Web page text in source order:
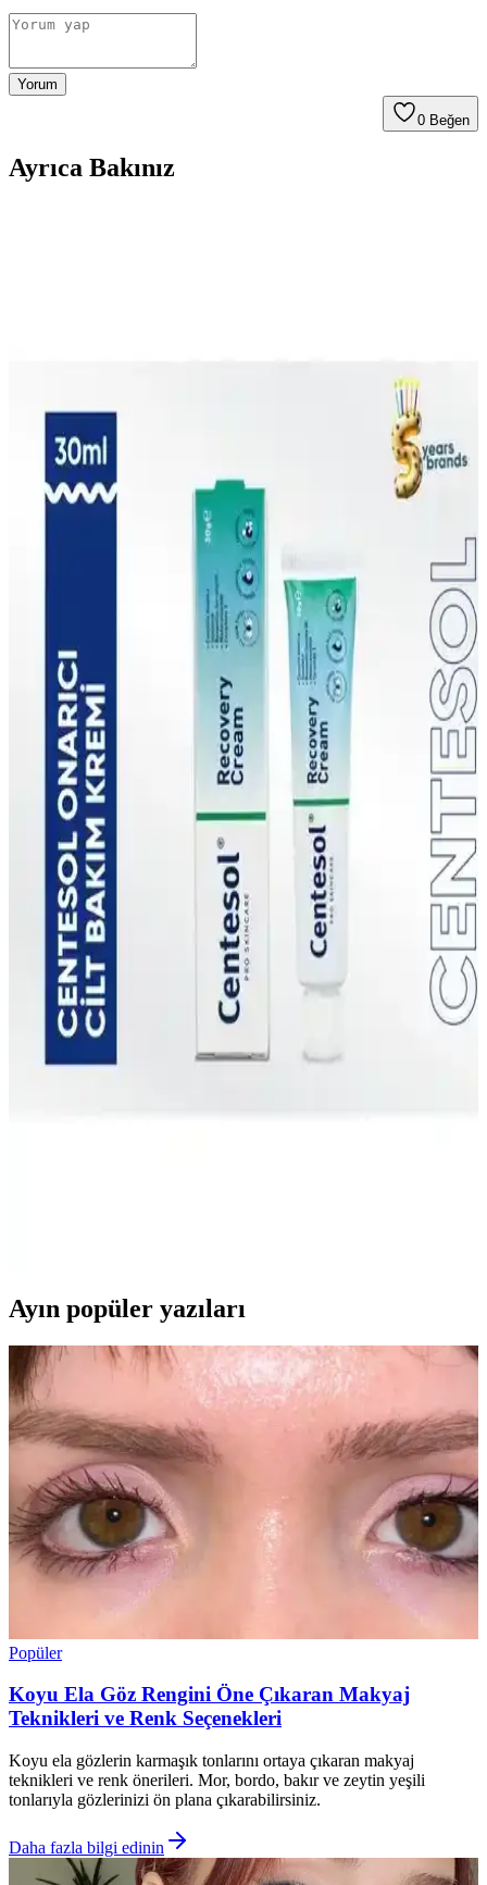
Yorum
0 Beğen
Ayrıca Bakınız
Görkito Makyaj Süngeri Karşılaştırması Bordo ve
Lila Versiyonları
İki popüler Görkito makyaj süngeri olan bordo ve lila modellerinin
özellikleri, kullanıcı yorumları ve performans karşılaştırmasıyla
makyaj uygulamalarınızı geliştirin.
Görkito Centesol ve NIVEA Dudak Bakım Ürünleri
İki popüler dudak bakımı ürününü karşılaştırıyoruz: Görkito
Centesol ve NIVEA dudak stick. Her biri farklı özellikler sunar;
SPF, nemlendirme ve kullanım kolaylığı gibi detaylar değerlendirilir.
Görkito Makyaj Süngeri: Yüksek Kalite ve Çok
Yönlü Kullanım İmkanıyla Makyajda Yeni Dönem
Görkito makyaj süngeri, ıslak ve kuru kullanım, emmeyen gözenek
yapısı ve çok fonksiyonlu tasarımıyla makyajda devrim yaratıyor,
pratik ve doğal sonuçlar sağlar.
Görkito Centesol Onarıcı Vücut Losyonu:
Derinlemesine Nemlendirme ve Yenileme
Görkito Centesol Onarıcı Vücut Losyonu, cildinizi onararak
derinlemesine nemlendiren ve yenileme sağlayan etkili bir formülle
geliştirilmiştir. Hem yetişkinler, hem çocuklar için uygundur.
Görkito Centesol Onarıcı Kompleks: Tüm Cilt
Tipleri için Nemlendirici ve Onarıcı Serum
Görkito Centesol Onarıcı Kompleks, cildinizi derinlemesine
nemlendirir ve onarır. Niacinamide, Resveratrol ve Squalane ile
Ayın popüler yazıları
Popüler
Koyu Ela Göz Rengini Öne Çıkaran Makyaj
Teknikleri ve Renk Seçenekleri
Koyu ela gözlerin karmaşık tonlarını ortaya çıkaran makyaj
teknikleri ve renk önerileri. Mor, bordo, bakır ve zeytin yeşili
tonlarıyla gözlerinizi ön plana çıkarabilirsiniz.
Daha fazla bilgi edinin